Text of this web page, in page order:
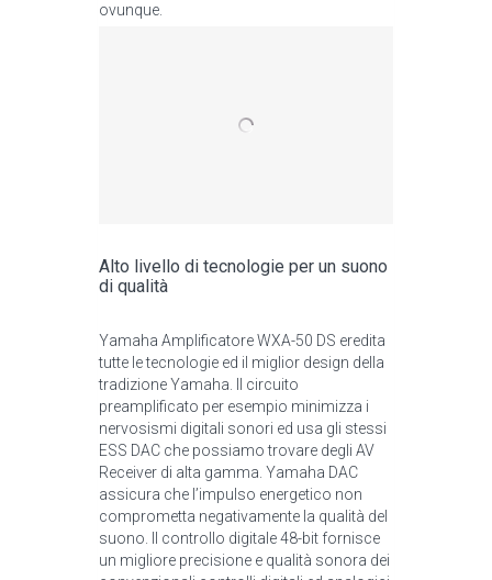
ovunque.
Alto livello di tecnologie per un suono
di qualità
Yamaha Amplificatore WXA-50 DS eredita
tutte le tecnologie ed il miglior design della
tradizione Yamaha. Il circuito
preamplificato per esempio minimizza i
nervosismi digitali sonori ed usa gli stessi
ESS DAC che possiamo trovare degli AV
Receiver di alta gamma. Yamaha DAC
assicura che l’impulso energetico non
comprometta negativamente la qualità del
suono. Il controllo digitale 48-bit fornisce
un migliore precisione e qualità sonora dei